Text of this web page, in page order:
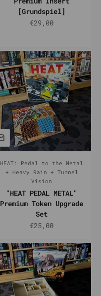
[Grundspiel]
Prix de vente
€29,00
HEAT: Pedal to the Metal
+ Heavy Rain + Tunnel
Vision
"HEAT PEDAL METAL"
Premium Token Upgrade
Set
Prix de vente
€25,00